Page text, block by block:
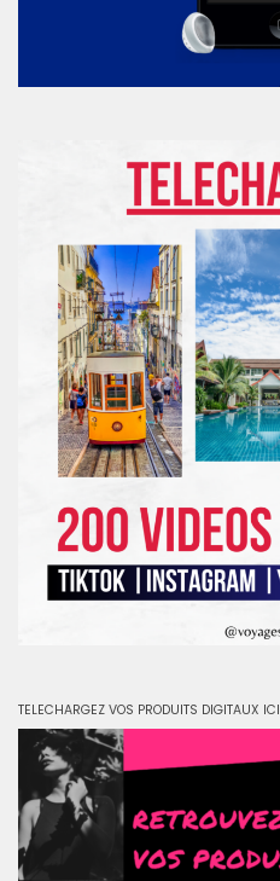
TELECHARGEZ VOS PRODUITS DIGITAUX ICI